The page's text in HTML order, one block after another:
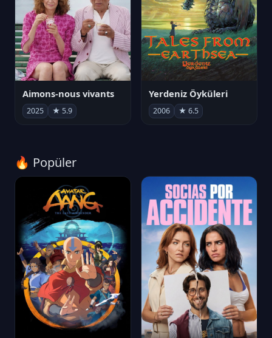
Aimons-nous vivants
2025 ★ 5.9
Yerdeniz Öyküleri
2006 ★ 6.5
🔥 Popüler